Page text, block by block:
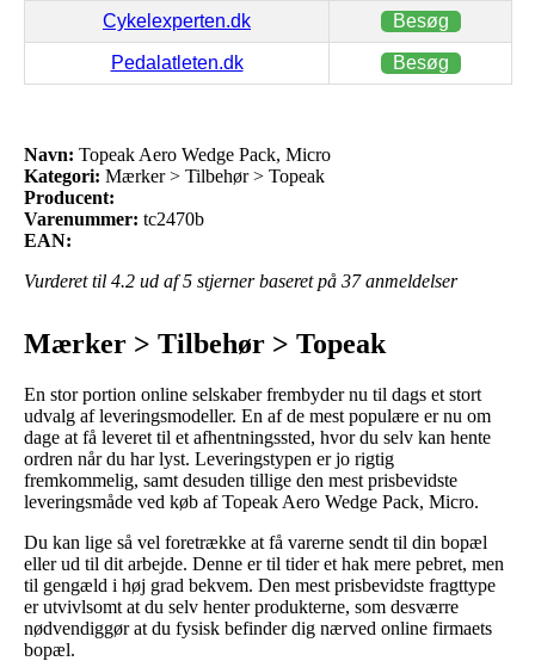
Cykelexperten.dk Besøg
Pedalatleten.dk Besøg
Navn: Topeak Aero Wedge Pack, Micro
Kategori: Mærker > Tilbehør > Topeak
Producent:
Varenummer: tc2470b
EAN:
Vurderet til 4.2 ud af 5 stjerner baseret på 37anmeldelser
Mærker > Tilbehør > Topeak
En stor portion online selskaber frembyder nu til dags et stort
udvalg af leveringsmodeller. En af de mest populære er nu om
dage at få leveret til et afhentningssted, hvor du selv kan hente
ordren når du har lyst. Leveringstypen er jo rigtig
fremkommelig, samt desuden tillige den mest prisbevidste
leveringsmåde ved køb af Topeak Aero Wedge Pack, Micro.
Du kan lige så vel foretrække at få varerne sendt til din bopæl
eller ud til dit arbejde. Denne er til tider et hak mere pebret, men
til gengæld i høj grad bekvem. Den mest prisbevidste fragttype
er utvivlsomt at du selv henter produkterne, som desværre
nødvendiggør at du fysisk befinder dig nærved online firmaets
bopæl.